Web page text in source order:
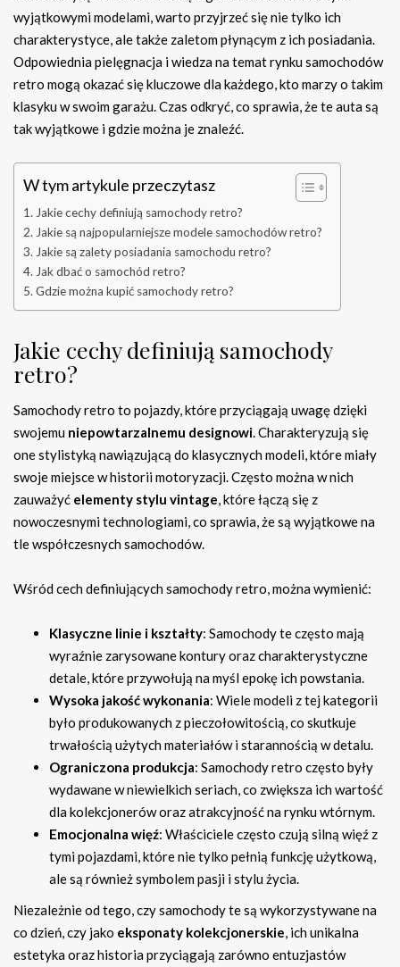
wyjątkowymi modelami, warto przyjrzeć się nie tylko ich
charakterystyce, ale także zaletom płynącym z ich posiadania.
Odpowiednia pielęgnacja i wiedza na temat rynku samochodów
retro mogą okazać się kluczowe dla każdego, kto marzy o takim
klasyku w swoim garażu. Czas odkryć, co sprawia, że te auta są
tak wyjątkowe i gdzie można je znaleźć.
W tym artykule przeczytasz
Jakie cechy definiują samochody retro?
Jakie są najpopularniejsze modele samochodów retro?
Jakie są zalety posiadania samochodu retro?
Jak dbać o samochód retro?
Gdzie można kupić samochody retro?
Jakie cechy definiują samochody
retro?
Samochody retro to pojazdy, które przyciągają uwagę dzięki
swojemu niepowtarzalnemu designowi. Charakteryzują się
one stylistyką nawiązującą do klasycznych modeli, które miały
swoje miejsce w historii motoryzacji. Często można w nich
zauważyć elementy stylu vintage, które łączą się z
nowoczesnymi technologiami, co sprawia, że są wyjątkowe na
tle współczesnych samochodów.
Wśród cech definiujących samochody retro, można wymienić:
Klasyczne linie i kształty: Samochody te często mają
wyraźnie zarysowane kontury oraz charakterystyczne
detale, które przywołują na myśl epokę ich powstania.
Wysoka jakość wykonania: Wiele modeli z tej kategorii
było produkowanych z pieczołowitością, co skutkuje
trwałością użytych materiałów i starannością w detalu.
Ograniczona produkcja: Samochody retro często były
wydawane w niewielkich seriach, co zwiększa ich wartość
dla kolekcjonerów oraz atrakcyjność na rynku wtórnym.
Emocjonalna więź: Właściciele często czują silną więź z
tymi pojazdami, które nie tylko pełnią funkcję użytkową,
ale są również symbolem pasji i stylu życia.
Niezależnie od tego, czy samochody te są wykorzystywane na
co dzień, czy jako eksponaty kolekcjonerskie, ich unikalna
estetyka oraz historia przyciągają zarówno entuzjastów